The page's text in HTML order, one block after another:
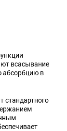
всасывание
абсорбцию в
стандартного